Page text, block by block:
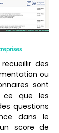
des
ou
sont
ce que les
questions
dans le
score de